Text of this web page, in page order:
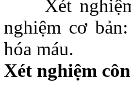
Xét nghiệm
nghiệm cơ
hóa máu.
Xét nghiệm